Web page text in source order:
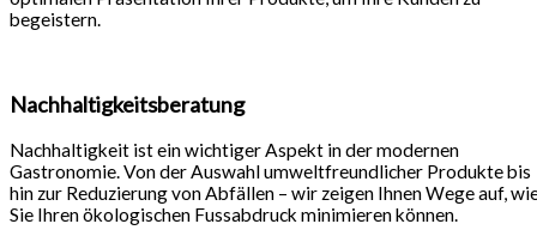
begeistern.
Nachhaltigkeitsberatung
Nachhaltigkeit ist ein wichtiger Aspekt in der modernen
Gastronomie. Von der Auswahl umweltfreundlicher Produkte bis
hin zur Reduzierung von Abfällen – wir zeigen Ihnen Wege auf,
Sie Ihren ökologischen Fussabdruck minimieren können.